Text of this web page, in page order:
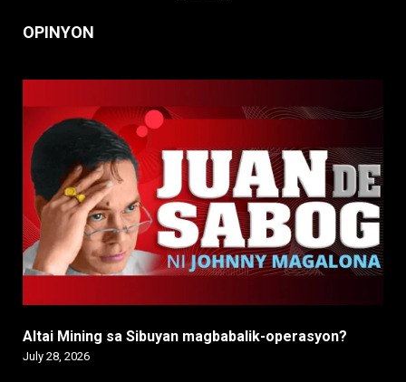
OPINYON
Altai Mining sa Sibuyan magbabalik-operasyon?
July 28, 2026